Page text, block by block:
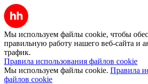
Мы используем файлы cookie, чтобы
правильную работу нашего веб-сайта и
трафик.
Правила использования файлов cookie
Мы используем файлы cookie. Правила
файлов cookie